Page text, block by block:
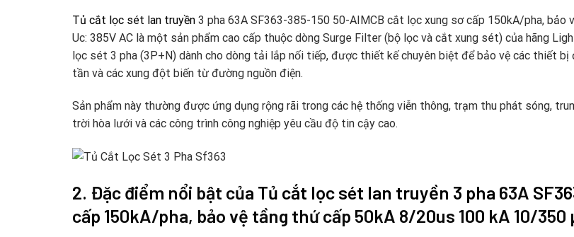
Tủ cắt lọc sét lan truyền 3 pha 63A SF363-385-150 50-AIMCB cắt lọc xung sơ cấp 150kA/pha,
Uc: 385V AC là một sản phẩm cao cấp thuộc dòng Surge Filter (bộ lọc và cắt xung sét) của hãng
lọc sét 3 pha (3P+N) dành cho dòng tải lắp nối tiếp, được thiết kế chuyên biệt để bảo vệ các thiết bị
tần và các xung đột biến từ đường nguồn điện.
Sản phẩm này thường được ứng dụng rộng rãi trong các hệ thống viễn thông, trạm thu phát sóng,
trời hòa lưới và các công trình công nghiệp yêu cầu độ tin cậy cao.
2. Đặc điểm nổi bật của Tủ cắt lọc sét lan truyền 3 pha 63A
cấp 150kA/pha, bảo vệ tầng thứ cấp 50kA 8/20us 100 kA 10/350